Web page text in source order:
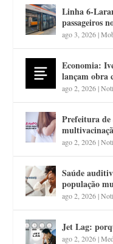
Linha 6-
passageiros
ago 3, 2026|
Economia:
lançam obra
ago 2, 2026|
Prefeitura
ago 2, 2026|
Saúde
população
ago 2, 2026|
Jet Lag:
ago 2, 2026|